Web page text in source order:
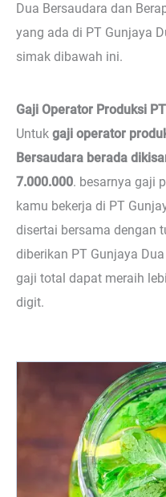
Dua Bersaudara dan
yang ada di PT Gunjaya
simak dibawah ini.
Gaji Operator Produksi
Untuk gaji operator
Bersaudara berada
7.000.000. besarnya gaji
kamu bekerja di PT
disertai bersama dengan
diberikan PT Gunjaya
gaji total dapat meraih
digit.